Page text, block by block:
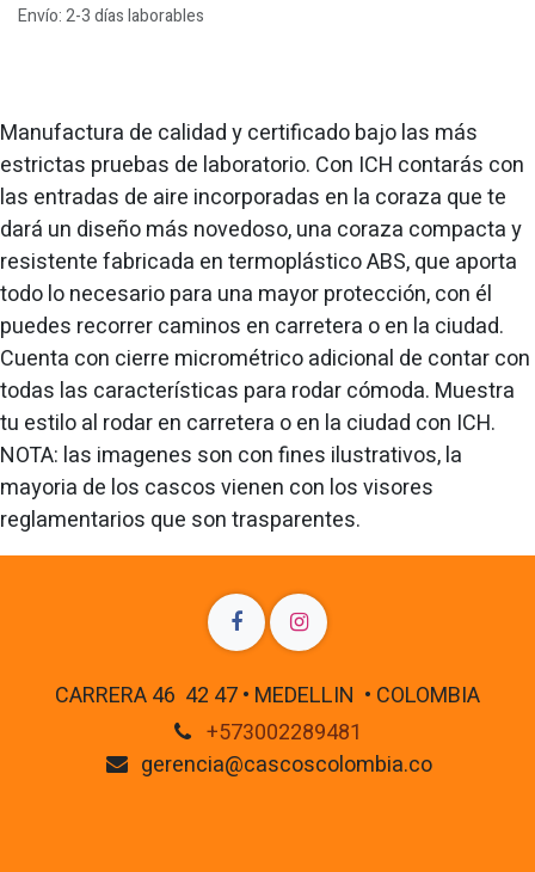
Envío: 2-3 días laborables
Manufactura de calidad y certificado bajo las más
estrictas pruebas de laboratorio. Con ICH contarás con
las entradas de aire incorporadas en la coraza que te
dará un diseño más novedoso, una coraza compacta y
resistente fabricada en termoplástico ABS, que aporta
todo lo necesario para una mayor protección, con él
puedes recorrer caminos en carretera o en la ciudad.
Cuenta con cierre micrométrico adicional de contar con
todas las características para rodar cómoda. Muestra
tu estilo al rodar en carretera o en la ciudad con ICH.
NOTA: las imagenes son con fines ilustrativos, la
mayoria de los cascos vienen con los visores
reglamentarios que son trasparentes.
CARRERA 46 42 47 • MEDELLIN • COLOMBIA
+573002289481
gerencia@cascoscolombia.co